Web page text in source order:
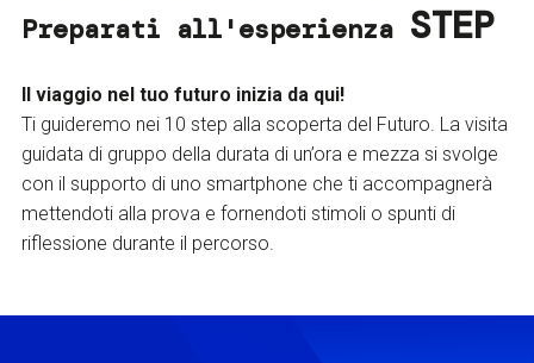
Preparati all'esperienza STEP
Il viaggio nel tuo futuro inizia da qui!
Ti guideremo nei 10 step alla scoperta del Futuro. La visita
guidata di gruppo della durata di un’ora e mezza si svolge
con il supporto di uno smartphone che ti accompagnerà
mettendoti alla prova e fornendoti stimoli o spunti di
riflessione durante il percorso.